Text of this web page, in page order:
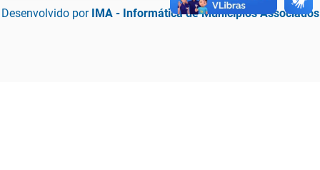
Desenvolvido por IMA - Informática de Municípios Associados